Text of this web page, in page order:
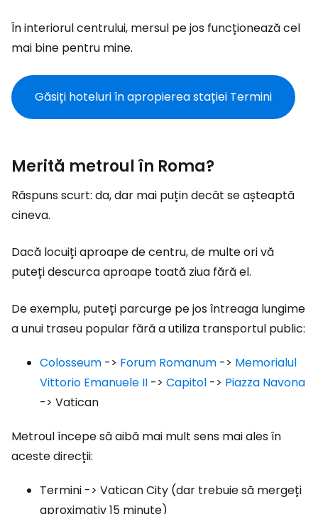
În interiorul centrului, mersul pe jos funcționează cel
mai bine pentru mine.
Găsiți hoteluri în apropierea stației Termini
Merită metroul în Roma?
Răspuns scurt: da, dar mai puțin decât se așteaptă
cineva.
Dacă locuiți aproape de centru, de multe ori vă
puteți descurca aproape toată ziua fără el.
De exemplu, puteți parcurge pe jos întreaga lungime
a unui traseu popular fără a utiliza transportul public:
Colosseum -> Forum Romanum -> Memorialul
Vittorio Emanuele II -> Capitol -> Piazza Navona
-> Vatican
Metroul începe să aibă mai mult sens mai ales în
aceste direcții:
Termini -> Vatican City (dar trebuie să mergeți
aproximativ 15 minute)